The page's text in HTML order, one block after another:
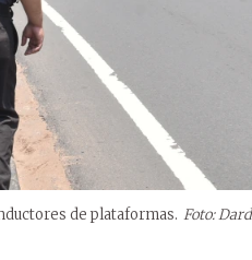
de plataformas. Foto: